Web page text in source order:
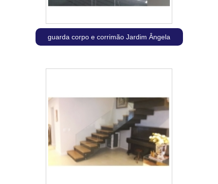
guarda corpo e corrimão Jardim Ângela